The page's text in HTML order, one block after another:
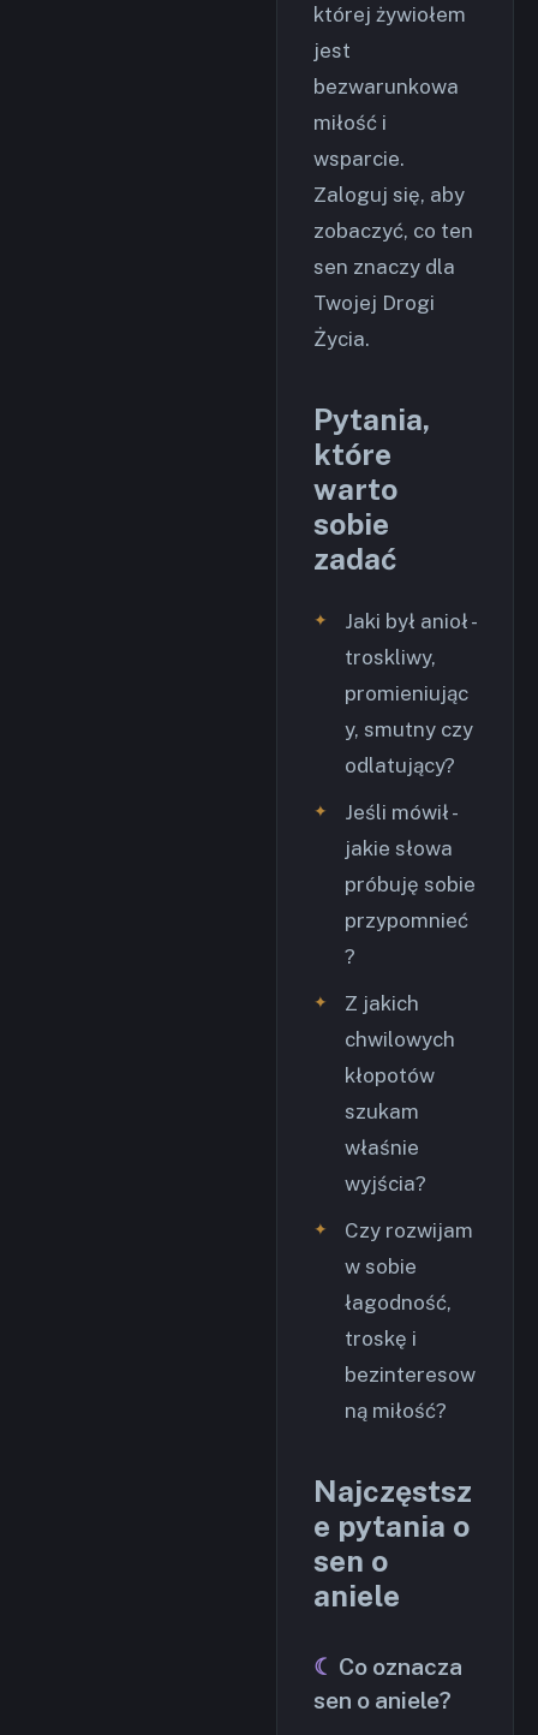
której żywiołem
jest
bezwarunkowa
miłość i
wsparcie.
Zaloguj się, aby
zobaczyć, co ten
sen znaczy dla
Twojej Drogi
Życia.
Pytania,
które
warto
sobie
zadać
Jaki był anioł -
troskliwy,
promieniując
y, smutny czy
odlatujący?
Jeśli mówił -
jakie słowa
próbuję sobie
przypomnieć
?
Z jakich
chwilowych
kłopotów
szukam
właśnie
wyjścia?
Czy rozwijam
w sobie
łagodność,
troskę i
bezinteresow
ną miłość?
Najczęstsz
e pytania o
sen o
aniele
Co oznacza
sen o aniele?